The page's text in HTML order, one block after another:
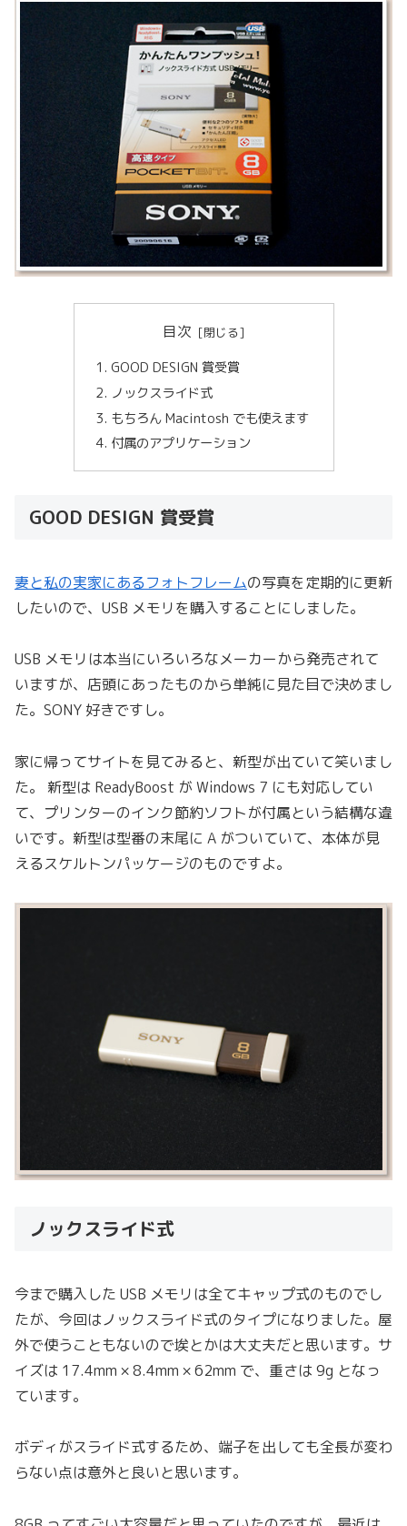
目次
GOOD DESIGN 賞受賞
ノックスライド式
もちろん Macintosh でも使えます
付属のアプリケーション
GOOD DESIGN 賞受賞
妻と私の実家にあるフォトフレームの写真を定期的に更新
したいので、USB メモリを購入することにしました。
USB メモリは本当にいろいろなメーカーから発売されて
いますが、店頭にあったものから単純に見た目で決めまし
た。SONY 好きですし。
家に帰ってサイトを見てみると、新型が出ていて笑いまし
た。 新型は ReadyBoost が Windows 7 にも対応してい
て、プリンターのインク節約ソフトが付属という結構な違
いです。新型は型番の末尾に A がついていて、本体が見
えるスケルトンパッケージのものですよ。
ノックスライド式
今まで購入した USB メモリは全てキャップ式のものでし
たが、今回はノックスライド式のタイプになりました。屋
外で使うこともないので埃とかは大丈夫だと思います。サ
イズは 17.4mm × 8.4mm × 62mm で、重さは 9g となっ
ています。
ボディがスライド式するため、端子を出しても全長が変わ
らない点は意外と良いと思います。